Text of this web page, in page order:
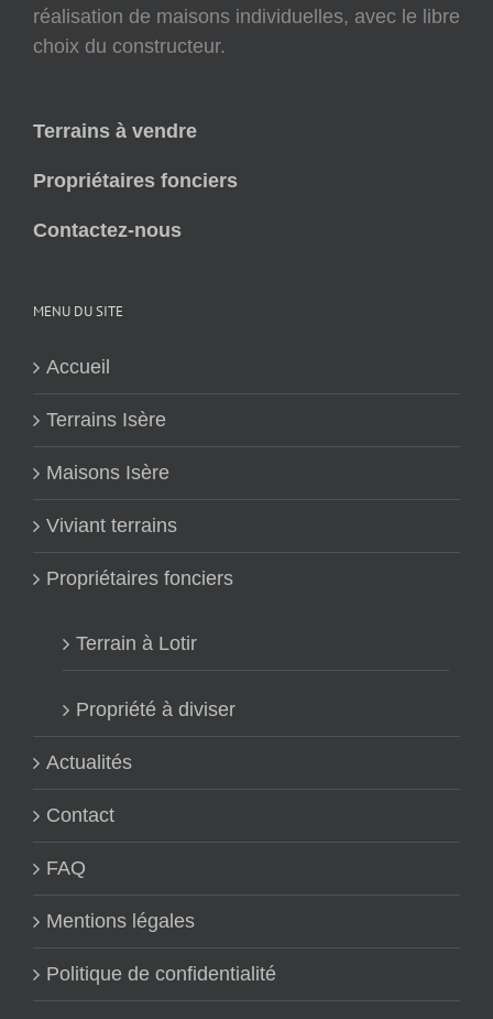
réalisation de maisons individuelles, avec le libre
choix du constructeur.
Terrains à vendre
Propriétaires fonciers
Contactez-nous
MENU DU SITE
Accueil
Terrains Isère
Maisons Isère
Viviant terrains
Propriétaires fonciers
Terrain à Lotir
Propriété à diviser
Actualités
Contact
FAQ
Mentions légales
Politique de confidentialité